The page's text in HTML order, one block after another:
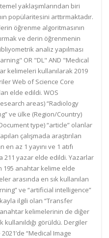
yaklaşımlarından biri
popülaritesini arttırmaktadır.
öğrenme algoritmasının
ve derin öğrenmenin
analiz yapılması
OR "DL" AND "Medical
kelimeleri kullanılarak 2019
Web of Science Core
elde edildi. WOS
areas) “Radiology
ve ülke (Region/Country)
type) “article” olanlar
çalışmada araştırılan
az 1 yayını ve 1 atıfı
211 yazar elde edildi. Yazarlar
195 anahtar kelime elde
arasında en sık kullanılan
ve “artificial intelligence”
ilgili olan “Transfer
kelimelerinin de diğer
görüldü. Dergiler
“Medical Image